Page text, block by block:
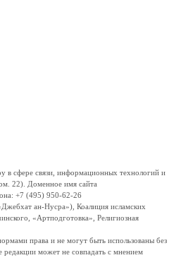
сфере связи, информационных технологий и
22). Доменное имя сайта
+7 (495) 950-62-26
ан-Нусра»), Коалиция исламских
«Артподготовка», Религиозная
права и не могут быть использованы без
редакции может не совпадать с мнением